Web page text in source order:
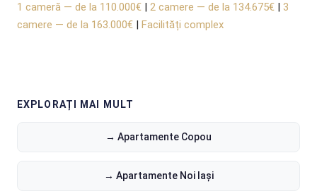
1 cameră — de la 110.000€
2 camere — de la 134.675€
3
camere — de la 163.000€
Facilități complex
EXPLORAȚI MAI MULT
→ Apartamente Copou
→ Apartamente Noi Iași